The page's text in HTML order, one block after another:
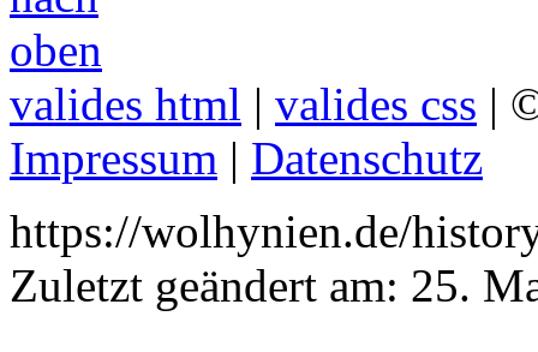
valides html | valides css |
Impressum | Datenschutz
https://wolhynien.de/
Zuletzt geändert am: 25.